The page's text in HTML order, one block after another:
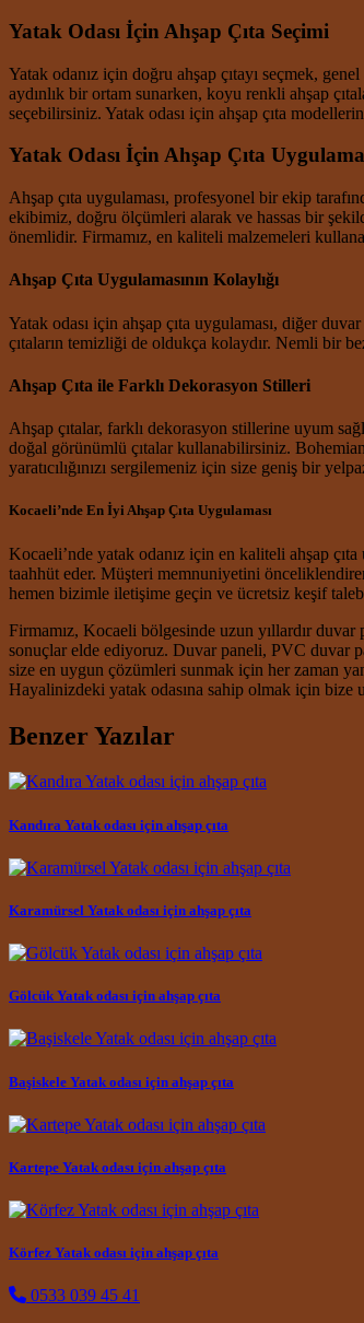
Yatak Odası İçin Ahşap Çıta Seçimi
Yatak odanız için doğru ahşap çıtayı seçmek,
aydınlık bir ortam sunarken, koyu renkli ahşap
seçebilirsiniz. Yatak odası için ahşap çıta
Yatak Odası İçin Ahşap Çıta
Ahşap çıta uygulaması, profesyonel bir ekip
ekibimiz, doğru ölçümleri alarak ve hassas bir
önemlidir. Firmamız, en kaliteli malzemeleri
Ahşap Çıta Uygulamasının Kolaylığı
Yatak odası için ahşap çıta uygulaması, diğer
çıtaların temizliği de oldukça kolaydır. Nemli bir
Ahşap Çıta ile Farklı Dekorasyon Stilleri
Ahşap çıtalar, farklı dekorasyon stillerine uyum
doğal görünümlü çıtalar kullanabilirsiniz.
yaratıcılığınızı sergilemeniz için size geniş bir
Kocaeli’nde En İyi Ahşap Çıta Uygulaması
Kocaeli’nde yatak odanız için en kaliteli ahşap
taahhüt eder. Müşteri memnuniyetini
hemen bizimle iletişime geçin ve ücretsiz keşif
Firmamız, Kocaeli bölgesinde uzun yıllardır
sonuçlar elde ediyoruz. Duvar paneli, PVC duvar
size en uygun çözümleri sunmak için her zaman
Hayalinizdeki yatak odasına sahip olmak için bize
Benzer Yazılar
Kandıra Yatak odası için ahşap çıta
Karamürsel Yatak odası için ahşap çıta
Gölcük Yatak odası için ahşap çıta
Başiskele Yatak odası için ahşap çıta
Kartepe Yatak odası için ahşap çıta
Körfez Yatak odası için ahşap çıta
0533 039 45 41